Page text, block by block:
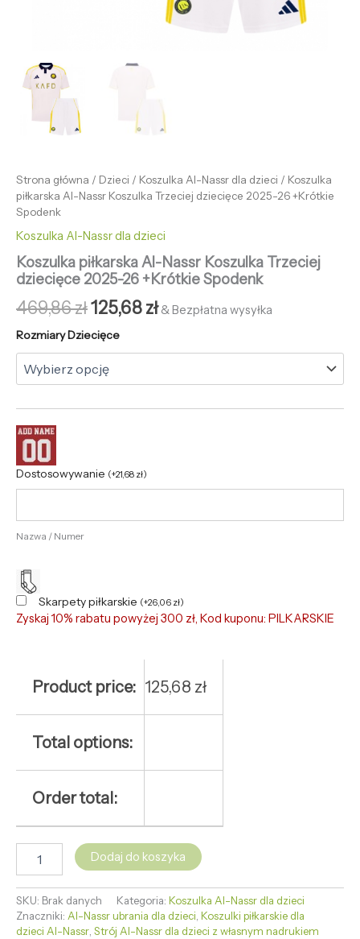
Strona główna / Dzieci / Koszulka Al-Nassr dla dzieci / Koszulka
piłkarska Al-Nassr Koszulka Trzeciej dziecięce 2025-26 +Krótkie
Spodenk
Koszulka Al-Nassr dla dzieci
Koszulka piłkarska Al-Nassr Koszulka Trzeciej
dziecięce 2025-26 +Krótkie Spodenk
469,86zł125,68zł & Bezpłatna wysyłka
Rozmiary Dziecięce
Dostosowywanie (+21,68 zł)
Nazwa / Numer
Skarpety piłkarskie (+26,06 zł)
Zyskaj 10% rabatu powyżej 300 zł, Kod kuponu: PILKARSKIE
Product price: 125,68 zł
Total options:
Order total:
Dodaj do koszyka
SKU: Brak danych Kategoria: Koszulka Al-Nassr dla dzieci
Znaczniki: Al-Nassr ubrania dla dzieci, Koszulki piłkarskie dla
dzieci Al-Nassr, Strój Al-Nassr dla dzieci z własnym nadrukiem